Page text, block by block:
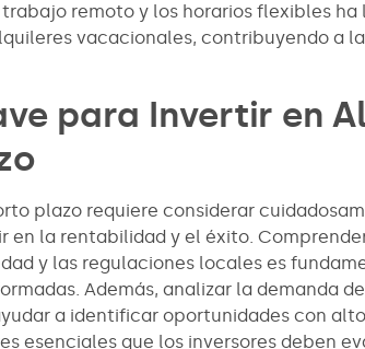
remoto y los horarios flexibles ha
vacacionales, contribuyendo a
para Invertir en
plazo requiere considerar
en la rentabilidad y el éxito.
y las regulaciones locales es
Además, analizar la demanda
a identificar oportunidades con
esenciales que los inversores deben